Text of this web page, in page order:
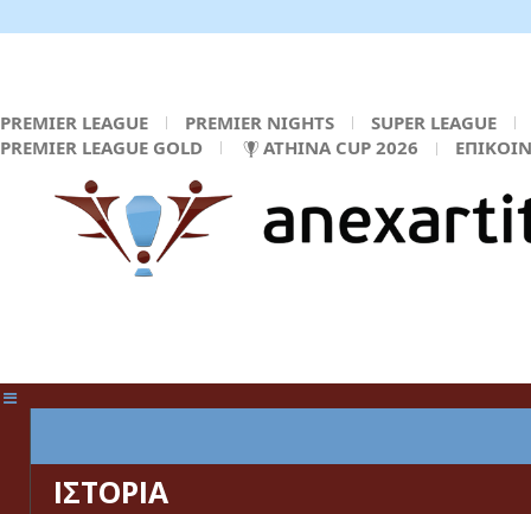
PREMIER LEAGUE PREMIER NIGHTS
SUPER LEAGUE
PREMIER LEAGUE GOLD
ATHINA CUP 2026
ΙΣΤΟΡΙΑ